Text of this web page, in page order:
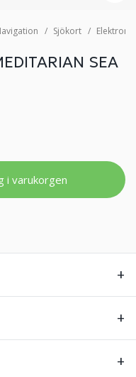
Sjökort
SEA
i varukorgen